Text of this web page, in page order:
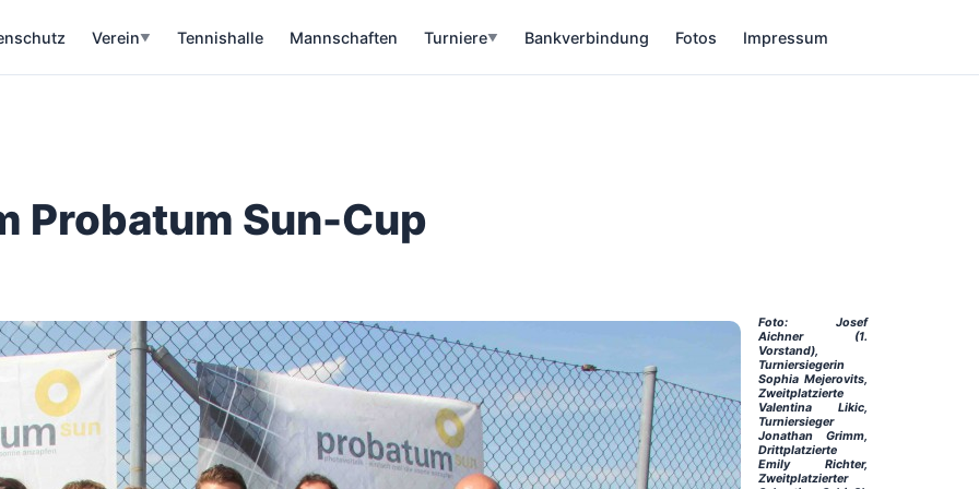
Verein▼ Tennishalle Mannschaften Turniere▼ Bankverbindung Fotos Impressum
Probatum Sun-Cup
Foto: Josef
Aichner (1.
Vorstand),
Turniersiegerin
Sophia Mejerovits,
Zweitplatzierte
Valentina Likic,
Turniersieger
Jonathan Grimm,
Drittplatzierte
Emily Richter,
Zweitplatzierter